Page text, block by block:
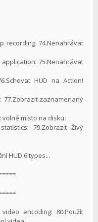
recording: 74.Nenahrávat
75.Nenahrávat
HUD na Action!
77.Zobrazit zaznamenaný
volné místo na disku:
79.Zobrazit Živý
HUD 6 types...
encoding: 80.Použít